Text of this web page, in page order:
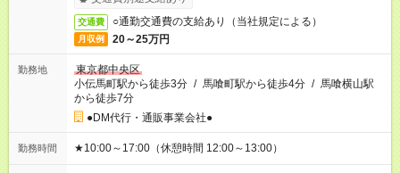
交通費 ○通勤交通費の支給あり（当社規定による）
月収例 20～25万円
勤務地
東京都中央区
小伝馬町駅から徒歩3分 / 馬喰町駅から徒歩4分 / 馬喰横山駅
から徒歩7分
●DM代行・通販事業会社●
勤務時間 ★10:00～17:00（休憩時間 12:00～13:00）